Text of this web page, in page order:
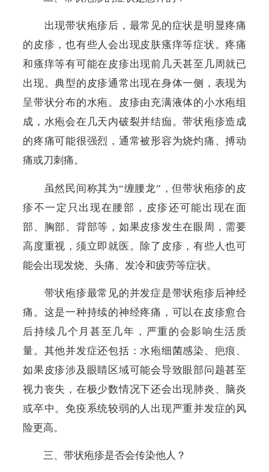
出现带状疱疹后，最常见的症状是明显疼痛
的皮疹，也有些人会出现皮肤瘙痒等症状。疼痛
和瘙痒等有可能在皮疹出现前几天甚至几周就已
出现。典型的皮疹通常出现在身体一侧，表现为
呈带状分布的水疱。皮疹由充满液体的小水疱组
成，水疱会在几天内破裂并结痂。带状疱疹造成
的疼痛可能很强烈，通常被形容为烧灼痛、搏动
痛或刀刺痛。
虽然民间称其为“缠腰龙”，但带状疱疹的皮
疹不一定只出现在腰部，皮疹还可能出现在面
部、胸部、背部等，如果皮疹发生在眼周，需要
高度重视，须立即就医。除了皮疹，有些人也可
能会出现发烧、头痛、发冷和疲劳等症状。
带状疱疹最常见的并发症是带状疱疹后神经
痛。这是一种持续的神经疼痛，可以在皮疹愈合
后持续几个月甚至几年，严重的会影响生活质
量。其他并发症还包括：水疱细菌感染、疤痕、
如果皮疹涉及眼睛区域可能会导致眼部问题甚至
视力丧失，在极少数情况下还会出现肺炎、脑炎
或卒中。免疫系统较弱的人出现严重并发症的风
险更高。
三、带状疱疹是否会传染他人？